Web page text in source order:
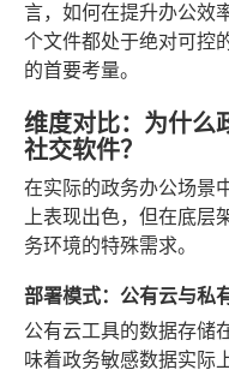
言，如何在提升办公效
个文件都处于绝对可控
的首要考量。
维度对比：为什么
社交软件？
在实际的政务办公场景
上表现出色，但在底
务环境的特殊需求。
部署模式：公有云与私
公有云工具的数据存储
味着政务敏感数据实际